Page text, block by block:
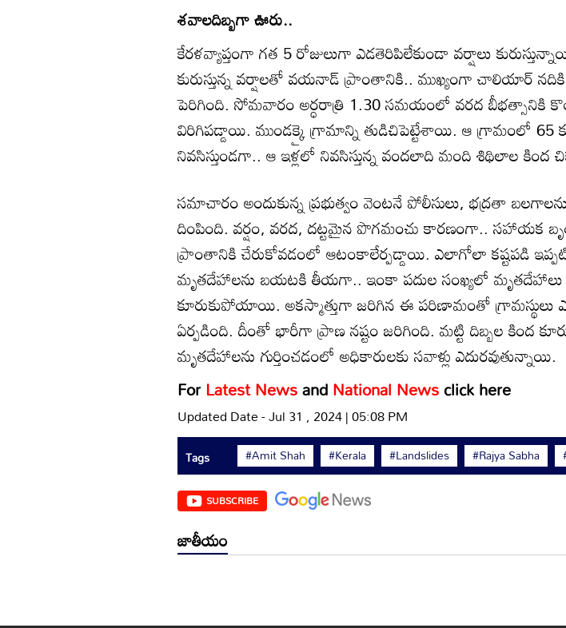
శవాలదిబ్బగా ఊరు..
కేరళవ్యాప్తంగా గత 5 రోజులుగా ఎడతెరిపిలేకుండా వర్షాలు
కురుస్తున్న వర్షాలతో వయనాడ్‌ ప్రాంతానికి.. ముఖ్యంగా చాలియార్‌ నదికి
పెరిగింది. సోమవారం అర్ధరాత్రి 1.30 సమయంలో వరద బీభత్సానికి
విరిగిపడ్డాయి. ముండక్కై గ్రామాన్ని తుడిచిపెట్టేశాయి. ఆ గ్రామంలో 65
నివసిస్తుండగా.. ఆ ఇళ్లలో నివసిస్తున్న వందలాది మంది శిథిలాల కింద
సమాచారం అందుకున్న ప్రభుత్వం వెంటనే పోలీసులు, భద్రతా
దింపింది. వర్షం, వరద, దట్టమైన పొగమంచు కారణంగా.. సహాయక
ప్రాంతానికి చేరుకోవడంలో ఆటంకాలేర్పడ్డాయి. ఎలాగోలా కష్టపడి
మృతదేహాలను బయటకి తీయగా.. ఇంకా పదుల సంఖ్యలో మృతదేహాలు
కూరుకుపోయాయి. అకస్మాత్తుగా జరిగిన ఈ పరిణామంతో గ్రామస్థులు
ఏర్పడింది. దీంతో భారీగా ప్రాణ నష్టం జరిగింది. మట్టి దిబ్బల కింద
మృతదేహాలను గుర్తించడంలో అధికారులకు సవాళ్లు ఎదురవుతున్నాయి.
ForLatest NewsandNational Newsclick here
Updated Date - Jul 31 , 2024 | 05:08 PM
Tags #Amit Shah #Kerala #Landslides #Rajya Sabha
SUBSCRIBE
జాతీయం